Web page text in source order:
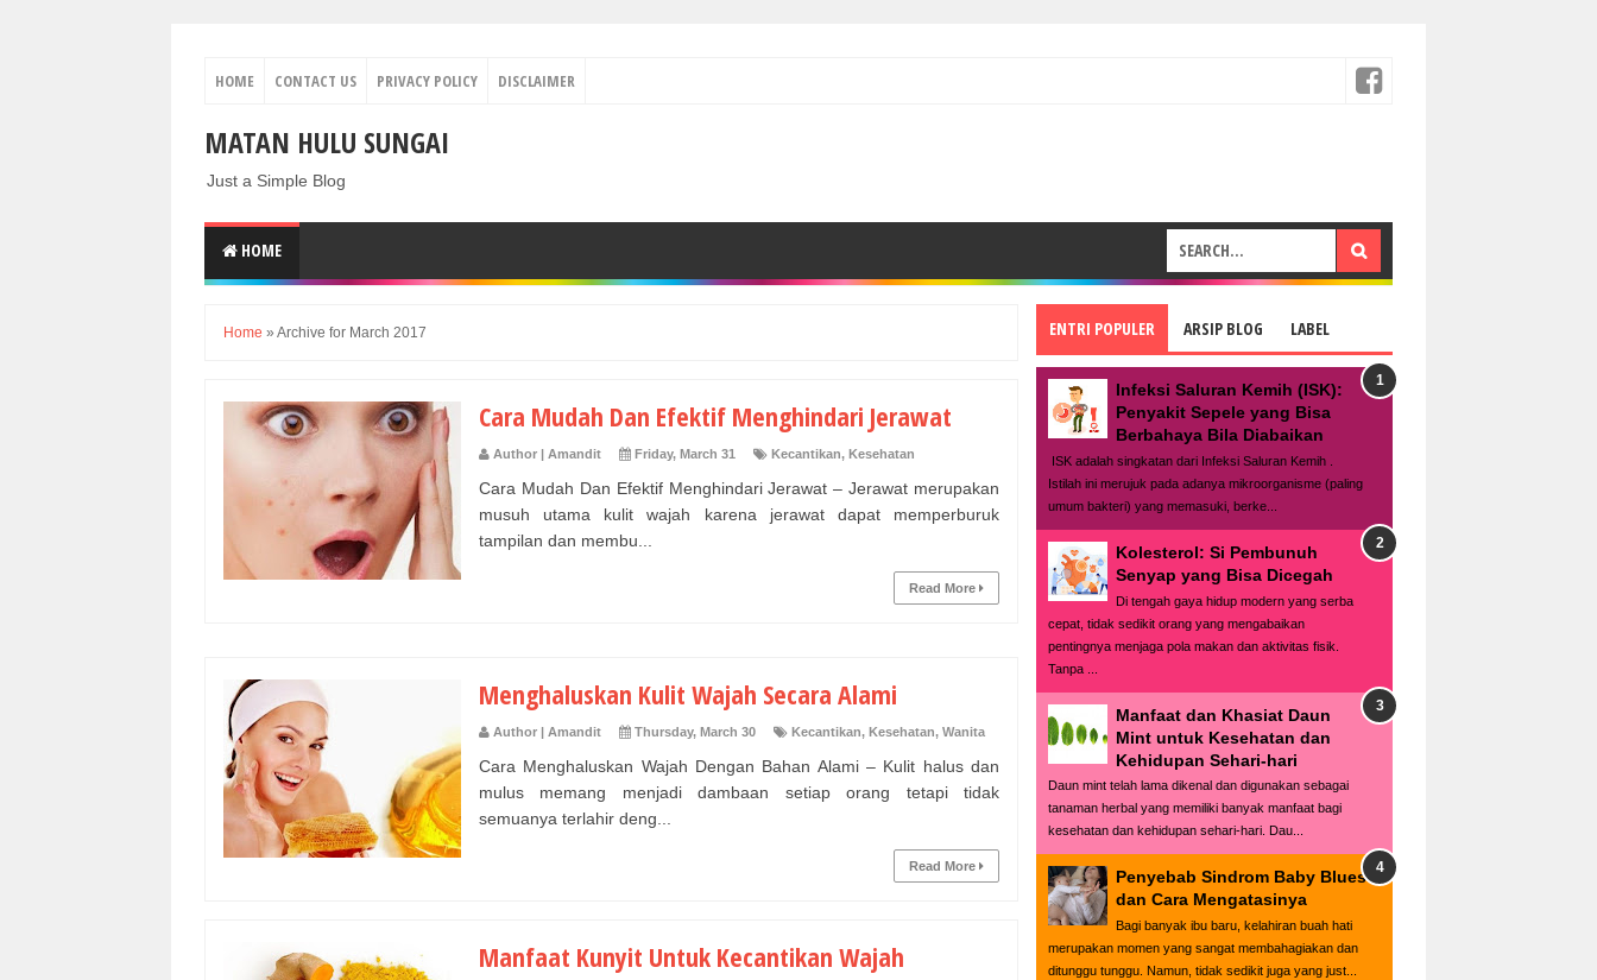
HOME CONTACT US PRIVACY POLICY DISCLAIMER
MATAN HULU SUNGAI
Just a Simple Blog
HOME
Home » Archive for March 2017
Cara Mudah Dan Efektif Menghindari Jerawat
Author | Amandit Friday, March 31 Kecantikan, Kesehatan
Cara Mudah Dan Efektif Menghindari Jerawat – Jerawat merupakan
musuh utama kulit wajah karena jerawat dapat memperburuk
tampilan dan membu...
Read More
Menghaluskan Kulit Wajah Secara Alami
Author | Amandit Thursday, March 30 Kecantikan, Kesehatan, Wanita
Cara Menghaluskan Wajah Dengan Bahan Alami – Kulit halus dan
mulus memang menjadi dambaan setiap orang tetapi tidak
semuanya terlahir deng...
Read More
Manfaat Kunyit Untuk Kecantikan Wajah
ENTRI POPULER ARSIP BLOG LABEL
Infeksi Saluran Kemih (ISK):
Penyakit Sepele yang Bisa
Berbahaya Bila Diabaikan
ISK adalah singkatan dari Infeksi Saluran Kemih .
Istilah ini merujuk pada adanya mikroorganisme (paling
umum bakteri) yang memasuki, berke...
Kolesterol: Si Pembunuh
Senyap yang Bisa Dicegah
Di tengah gaya hidup modern yang serba
cepat, tidak sedikit orang yang mengabaikan
pentingnya menjaga pola makan dan aktivitas fisik.
Tanpa ...
Manfaat dan Khasiat Daun
Mint untuk Kesehatan dan
Kehidupan Sehari-hari
Daun mint telah lama dikenal dan digunakan sebagai
tanaman herbal yang memiliki banyak manfaat bagi
kesehatan dan kehidupan sehari-hari. Dau...
Penyebab Sindrom Baby Blues
dan Cara Mengatasinya
Bagi banyak ibu baru, kelahiran buah hati
merupakan momen yang sangat membahagiakan dan
ditunggu tunggu. Namun, tidak sedikit juga yang just...